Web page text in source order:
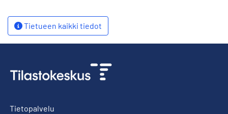
Tietueen kaikki tiedot
Tietopalvelu